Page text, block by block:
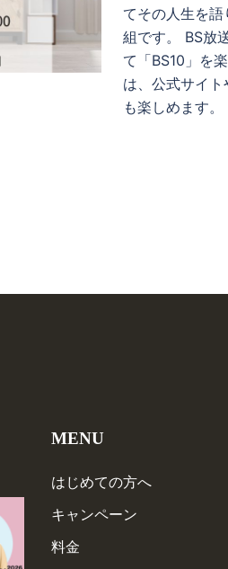
てその人生を
組です。 BS放
て「BS10」を
は、公式サイ
も楽しめます
MENU
はじめての方へ
キャンペーン
料金